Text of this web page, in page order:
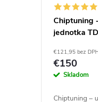
Chiptuning
jednotka
€121,95 bez
€150
Skladom
Chiptuning –